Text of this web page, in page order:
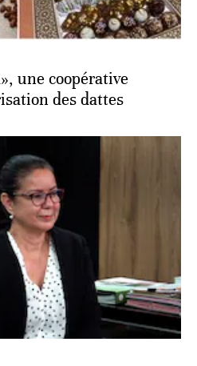
une coopérative
des dattes